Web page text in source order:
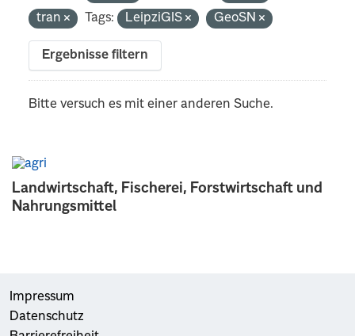
Landwirtschaft, Fischerei, Forstwirtschaft und
Nahrungsmittel
tran
Tags: LeipziGIS GeoSN
Ergebnisse filtern
Bitte versuch es mit einer anderen Suche.
Impressum
Datenschutz